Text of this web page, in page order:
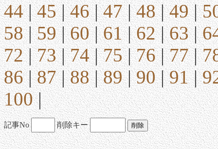
44|45|46|47|48|49|
58|59|60|61|62|63|
72|73|74|75|76|77|
86|87|88|89|90|91|
100|
記事No 削除キー